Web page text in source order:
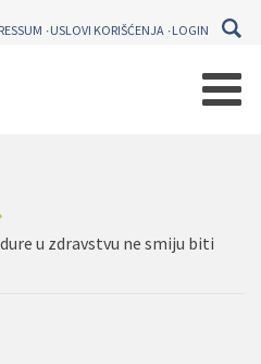
USLOVI KORIŠĆENJA LOGIN
u zdravstvu ne smiju biti